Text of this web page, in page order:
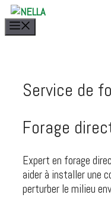
Aller
au
contenu
Service de
Forage
Expert en forage
aider à installer une
perturber le milieu